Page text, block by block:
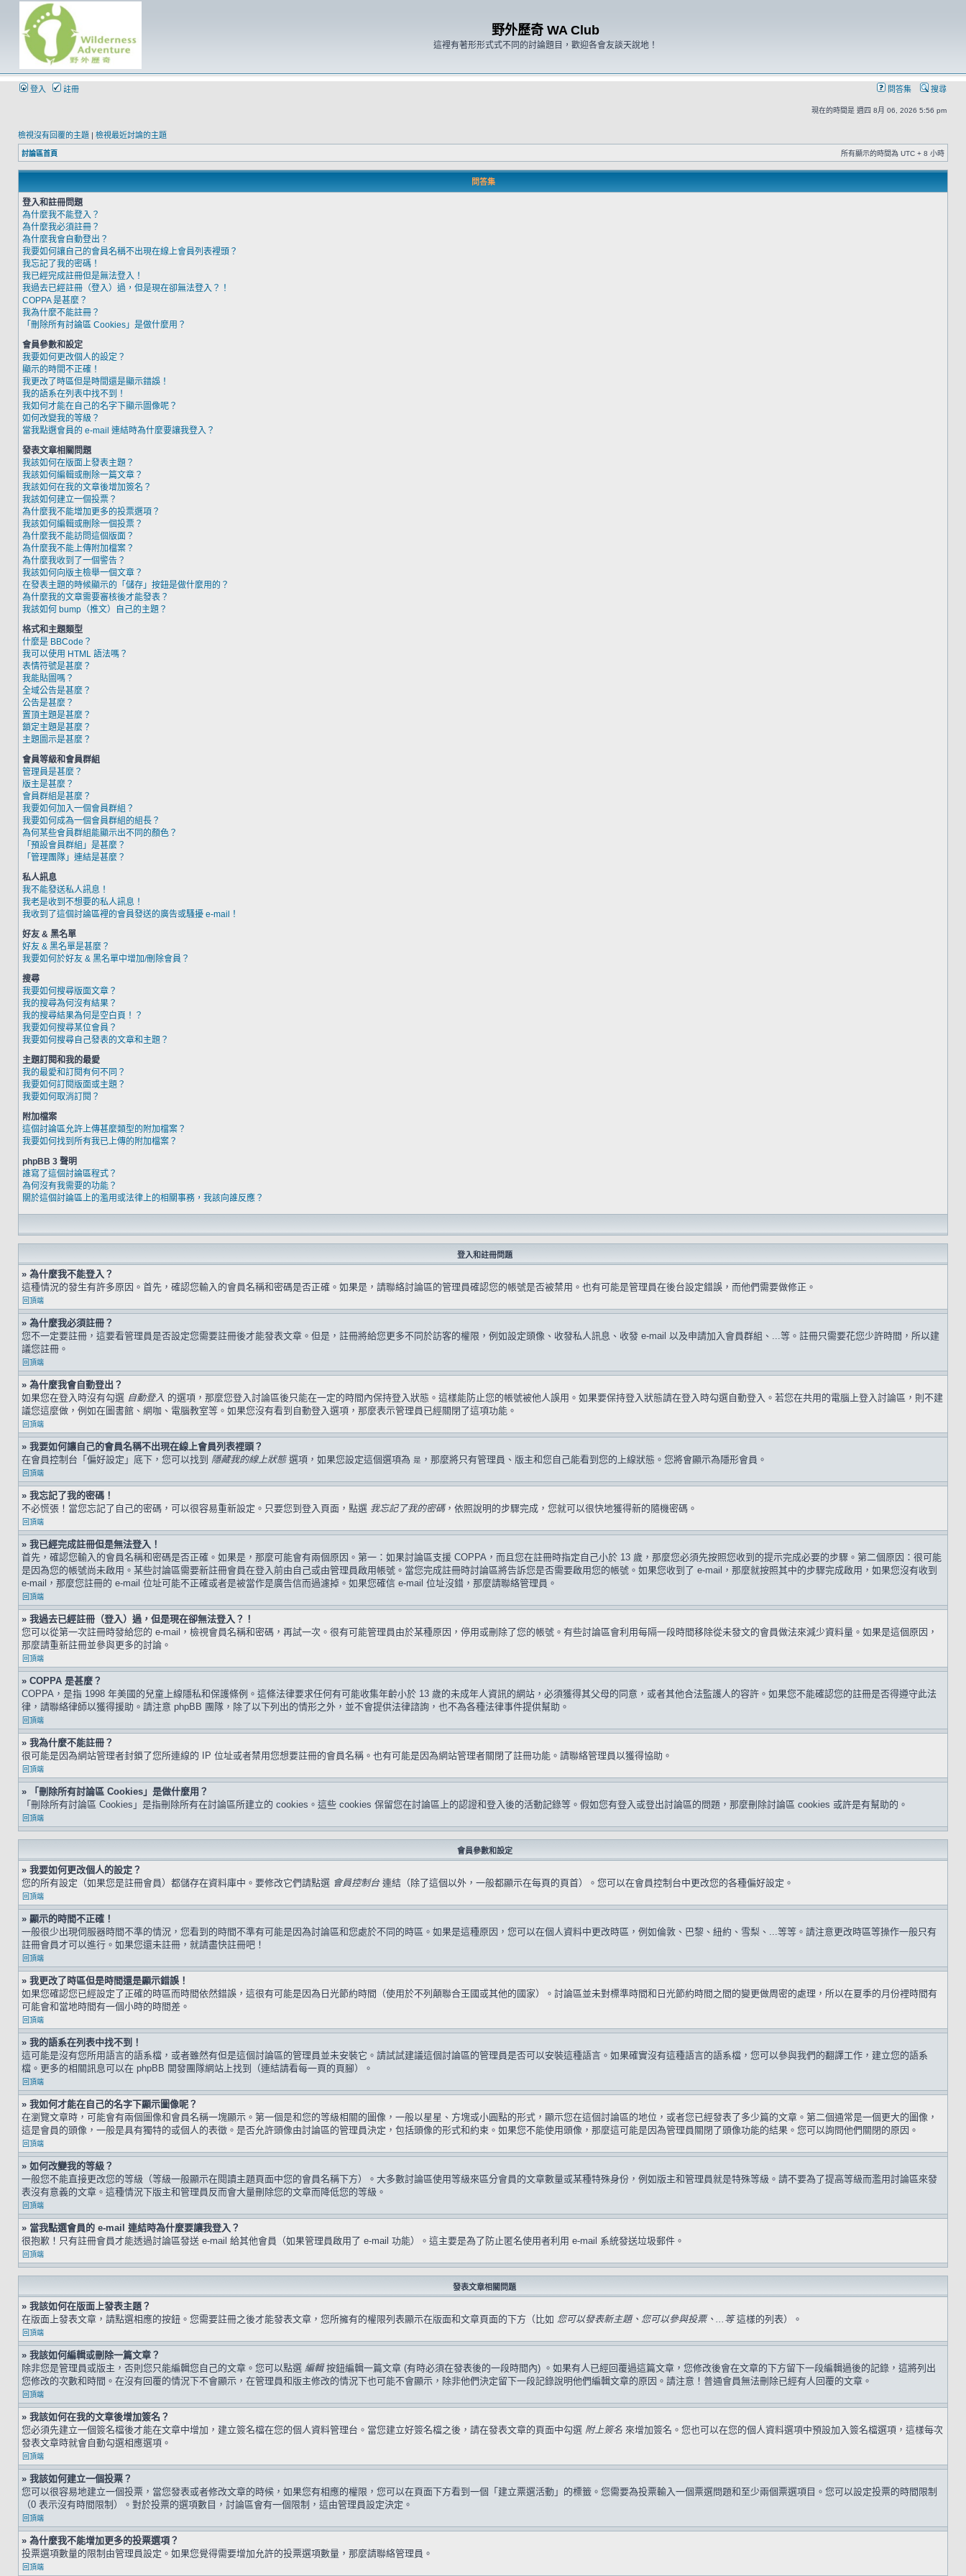
野外歷奇 WA Club
這裡有著形形式式不同的討論題目，歡迎各會友談天說地！
登入 註冊 問答集 搜尋
現在的時間是 週四 8月 06, 2026 5:56 pm
檢視沒有回覆的主題 | 檢視最近討論的主題
討論區首頁 所有顯示的時間為 UTC + 8 小時
問答集
登入和註冊問題
為什麼我不能登入？
為什麼我必須註冊？
為什麼我會自動登出？
我要如何讓自己的會員名稱不出現在線上會員列表裡頭？
我忘記了我的密碼！
我已經完成註冊但是無法登入！
我過去已經註冊（登入）過，但是現在卻無法登入？！
COPPA 是甚麼？
我為什麼不能註冊？
「刪除所有討論區 Cookies」是做什麼用？
會員參數和設定
我要如何更改個人的設定？
顯示的時間不正確！
我更改了時區但是時間還是顯示錯誤！
我的語系在列表中找不到！
我如何才能在自己的名字下顯示圖像呢？
如何改變我的等級？
當我點選會員的 e-mail 連結時為什麼要讓我登入？
發表文章相關問題
我該如何在版面上發表主題？
我該如何編輯或刪除一篇文章？
我該如何在我的文章後增加簽名？
我該如何建立一個投票？
為什麼我不能增加更多的投票選項？
我該如何編輯或刪除一個投票？
為什麼我不能訪問這個版面？
為什麼我不能上傳附加檔案？
為什麼我收到了一個警告？
我該如何向版主檢舉一個文章？
在發表主題的時候顯示的「儲存」按鈕是做什麼用的？
為什麼我的文章需要審核後才能發表？
我該如何 bump（推文）自己的主題？
格式和主題類型
什麼是 BBCode？
我可以使用 HTML 語法嗎？
表情符號是甚麼？
我能貼圖嗎？
全域公告是甚麼？
公告是甚麼？
置頂主題是甚麼？
鎖定主題是甚麼？
主題圖示是甚麼？
會員等級和會員群組
管理員是甚麼？
版主是甚麼？
會員群組是甚麼？
我要如何加入一個會員群組？
我要如何成為一個會員群組的組長？
為何某些會員群組能顯示出不同的顏色？
「預設會員群組」是甚麼？
「管理團隊」連結是甚麼？
私人訊息
我不能發送私人訊息！
我老是收到不想要的私人訊息！
我收到了這個討論區裡的會員發送的廣告或騷擾 e-mail！
好友 & 黑名單
好友 & 黑名單是甚麼？
我要如何於好友 & 黑名單中增加/刪除會員？
搜尋
我要如何搜尋版面文章？
我的搜尋為何沒有結果？
我的搜尋結果為何是空白頁！？
我要如何搜尋某位會員？
我要如何搜尋自己發表的文章和主題？
主題訂閱和我的最愛
我的最愛和訂閱有何不同？
我要如何訂閱版面或主題？
我要如何取消訂閱？
附加檔案
這個討論區允許上傳甚麼類型的附加檔案？
我要如何找到所有我已上傳的附加檔案？
phpBB 3 聲明
誰寫了這個討論區程式？
為何沒有我需要的功能？
關於這個討論區上的濫用或法律上的相關事務，我該向誰反應？
登入和註冊問題
» 為什麼我不能登入？
這種情況的發生有許多原因。首先，確認您輸入的會員名稱和密碼是否正確。如果是，請聯絡討論區的管理員確認您的帳號是否被禁用。也有可能是管理員在後台設定錯誤，而他們需要做修正。
回頂端
» 為什麼我必須註冊？
您不一定要註冊，這要看管理員是否設定您需要註冊後才能發表文章。但是，註冊將給您更多不同於訪客的權限，例如設定頭像、收發私人訊息、收發 e-mail 以及申請加入會員群組、...等。註冊只需要花您少許時間，所以建
議您註冊。
回頂端
» 為什麼我會自動登出？
如果您在登入時沒有勾選 自動登入 的選項，那麼您登入討論區後只能在一定的時間內保持登入狀態。這樣能防止您的帳號被他人誤用。如果要保持登入狀態請在登入時勾選自動登入。若您在共用的電腦上登入討論區，則不建
議您這麼做，例如在圖書館、網咖、電腦教室等。如果您沒有看到自動登入選項，那麼表示管理員已經關閉了這項功能。
回頂端
» 我要如何讓自己的會員名稱不出現在線上會員列表裡頭？
在會員控制台「偏好設定」底下，您可以找到 隱藏我的線上狀態選項，如果您設定這個選項為 是 ，那麼將只有管理員、版主和您自己能看到您的上線狀態。您將會顯示為隱形會員。
回頂端
» 我忘記了我的密碼！
不必慌張！當您忘記了自己的密碼，可以很容易重新設定。只要您到登入頁面，點選 我忘記了我的密碼，依照說明的步驟完成，您就可以很快地獲得新的隨機密碼。
回頂端
» 我已經完成註冊但是無法登入！
首先，確認您輸入的會員名稱和密碼是否正確。如果是，那麼可能會有兩個原因。第一：如果討論區支援 COPPA，而且您在註冊時指定自己小於 13 歲，那麼您必須先按照您收到的提示完成必要的步驟。第二個原因：很可能
是因為您的帳號尚未啟用。某些討論區需要新註冊會員在登入前由自己或由管理員啟用帳號。當您完成註冊時討論區將告訴您是否需要啟用您的帳號。如果您收到了 e-mail，那麼就按照其中的步驟完成啟用，如果您沒有收到
e-mail，那麼您註冊的 e-mail 位址可能不正確或者是被當作是廣告信而過濾掉。如果您確信 e-mail 位址沒錯，那麼請聯絡管理員。
回頂端
» 我過去已經註冊（登入）過，但是現在卻無法登入？！
您可以從第一次註冊時發給您的 e-mail，檢視會員名稱和密碼，再試一次。很有可能管理員由於某種原因，停用或刪除了您的帳號。有些討論區會利用每隔一段時間移除從未發文的會員做法來減少資料量。如果是這個原因，
那麼請重新註冊並參與更多的討論。
回頂端
» COPPA 是甚麼？
COPPA，是指 1998 年美國的兒童上線隱私和保護條例。這條法律要求任何有可能收集年齡小於 13 歲的未成年人資訊的網站，必須獲得其父母的同意，或者其他合法監護人的容許。如果您不能確認您的註冊是否得遵守此法
律，請聯絡律師以獲得援助。請注意 phpBB 團隊，除了以下列出的情形之外，並不會提供法律諮詢，也不為各種法律事件提供幫助。
回頂端
» 我為什麼不能註冊？
很可能是因為網站管理者封鎖了您所連線的 IP 位址或者禁用您想要註冊的會員名稱。也有可能是因為網站管理者關閉了註冊功能。請聯絡管理員以獲得協助。
回頂端
» 「刪除所有討論區 Cookies」是做什麼用？
「刪除所有討論區 Cookies」是指刪除所有在討論區所建立的 cookies。這些 cookies 保留您在討論區上的認證和登入後的活動記錄等。假如您有登入或登出討論區的問題，那麼刪除討論區 cookies 或許是有幫助的。
回頂端
會員參數和設定
» 我要如何更改個人的設定？
您的所有設定（如果您是註冊會員）都儲存在資料庫中。要修改它們請點選 會員控制台連結（除了這個以外，一般都顯示在每頁的頁首）。您可以在會員控制台中更改您的各種偏好設定。
回頂端
» 顯示的時間不正確！
一般很少出現伺服器時間不準的情況，您看到的時間不準有可能是因為討論區和您處於不同的時區。如果是這種原因，您可以在個人資料中更改時區，例如倫敦、巴黎、紐約、雪梨、...等等。請注意更改時區等操作一般只有
註冊會員才可以進行。如果您還未註冊，就請盡快註冊吧！
回頂端
» 我更改了時區但是時間還是顯示錯誤！
如果您確認您已經設定了正確的時區而時間依然錯誤，這很有可能是因為日光節約時間（使用於不列顛聯合王國或其他的國家）。討論區並未對標準時間和日光節約時間之間的變更做周密的處理，所以在夏季的月份裡時間有
可能會和當地時間有一個小時的時間差。
回頂端
» 我的語系在列表中找不到！
這可能是沒有您所用語言的語系檔，或者雖然有但是這個討論區的管理員並未安裝它。請試試建議這個討論區的管理員是否可以安裝這種語言。如果確實沒有這種語言的語系檔，您可以參與我們的翻譯工作，建立您的語系
檔。更多的相關訊息可以在 phpBB 開發團隊網站上找到（連結請看每一頁的頁腳）。
回頂端
» 我如何才能在自己的名字下顯示圖像呢？
在瀏覽文章時，可能會有兩個圖像和會員名稱一塊顯示。第一個是和您的等級相關的圖像，一般以星星、方塊或小圓點的形式，顯示您在這個討論區的地位，或者您已經發表了多少篇的文章。第二個通常是一個更大的圖像，
這是會員的頭像，一般是具有獨特的或個人的表徵。是否允許頭像由討論區的管理員決定，包括頭像的形式和約束。如果您不能使用頭像，那麼這可能是因為管理員關閉了頭像功能的結果。您可以詢問他們關閉的原因。
回頂端
» 如何改變我的等級？
一般您不能直接更改您的等級（等級一般顯示在閱讀主題頁面中您的會員名稱下方）。大多數討論區使用等級來區分會員的文章數量或某種特殊身份，例如版主和管理員就是特殊等級。請不要為了提高等級而濫用討論區來發
表沒有意義的文章。這種情況下版主和管理員反而會大量刪除您的文章而降低您的等級。
回頂端
» 當我點選會員的 e-mail 連結時為什麼要讓我登入？
很抱歉！只有註冊會員才能透過討論區發送 e-mail 給其他會員（如果管理員啟用了 e-mail 功能）。這主要是為了防止匿名使用者利用 e-mail 系統發送垃圾郵件。
回頂端
發表文章相關問題
» 我該如何在版面上發表主題？
在版面上發表文章，請點選相應的按鈕。您需要註冊之後才能發表文章，您所擁有的權限列表顯示在版面和文章頁面的下方（比如 您可以發表新主題、您可以參與投票、...等這樣的列表）。
回頂端
» 我該如何編輯或刪除一篇文章？
除非您是管理員或版主，否則您只能編輯您自己的文章。您可以點選 編輯按鈕編輯一篇文章 (有時必須在發表後的一段時間內) 。如果有人已經回覆過這篇文章，您修改後會在文章的下方留下一段編輯過後的記錄，這將列出
您修改的次數和時間。在沒有回覆的情況下不會顯示，在管理員和版主修改的情況下也可能不會顯示，除非他們決定留下一段記錄說明他們編輯文章的原因。請注意！普通會員無法刪除已經有人回覆的文章。
回頂端
» 我該如何在我的文章後增加簽名？
您必須先建立一個簽名檔後才能在文章中增加，建立簽名檔在您的個人資料管理台。當您建立好簽名檔之後，請在發表文章的頁面中勾選 附上簽名 來增加簽名。您也可以在您的個人資料選項中預設加入簽名檔選項，這樣每次
發表文章時就會自動勾選相應選項。
回頂端
» 我該如何建立一個投票？
您可以很容易地建立一個投票，當您發表或者修改文章的時候，如果您有相應的權限，您可以在頁面下方看到一個「建立票選活動」的標籤。您需要為投票輸入一個票選問題和至少兩個票選項目。您可以設定投票的時間限制
（0 表示沒有時間限制）。對於投票的選項數目，討論區會有一個限制，這由管理員設定決定。
回頂端
» 為什麼我不能增加更多的投票選項？
投票選項數量的限制由管理員設定。如果您覺得需要增加允許的投票選項數量，那麼請聯絡管理員。
回頂端